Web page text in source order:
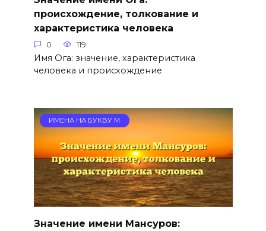
происхождение, толкование и
характеристика человека
0 119
Имя Ога: значение, характеристика
человека и происхождение
ИМЕНА НА БУКВУ М
Значение имени Мансуров: